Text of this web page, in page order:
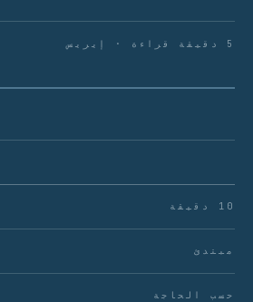
5 دقيقة قراءة · إيريس
10 دقيقة
مبتدئ
حسب الحاجة